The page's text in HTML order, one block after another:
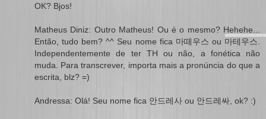
OK? Bjos!
Matheus Diniz: Outro Matheus! Ou é o mesmo? Hehehe...
Então, tudo bem? ^^ Seu nome fica 마떼우스 ou 마테우스.
Independentemente de ter TH ou não, a fonética não
muda. Para transcrever, importa mais a pronúncia do que a
escrita, blz? =)
Andressa: Olá! Seu nome fica 안드레사 ou 안드레싸, ok? :)